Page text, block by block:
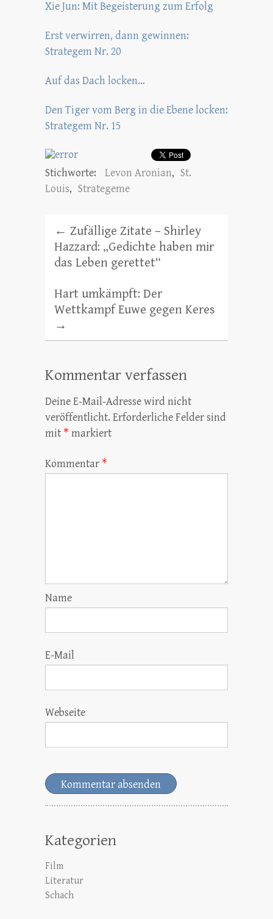
Xie Jun: Mit Begeisterung zum Erfolg
Erst verwirren, dann gewinnen:
Strategem Nr. 20
Auf das Dach locken…
Den Tiger vom Berg in die Ebene locken:
Strategem Nr. 15
Stichworte: Levon Aronian, St.
Louis, Strategeme
← Zufällige Zitate – Shirley
Hazzard: „Gedichte haben mir
das Leben gerettet“
Hart umkämpft: Der
Wettkampf Euwe gegen Keres
→
Kommentar verfassen
Deine E-Mail-Adresse wird nicht
veröffentlicht. Erforderliche Felder sind
mit * markiert
Kommentar *
Name
E-Mail
Webseite
Kategorien
Film
Literatur
Schach